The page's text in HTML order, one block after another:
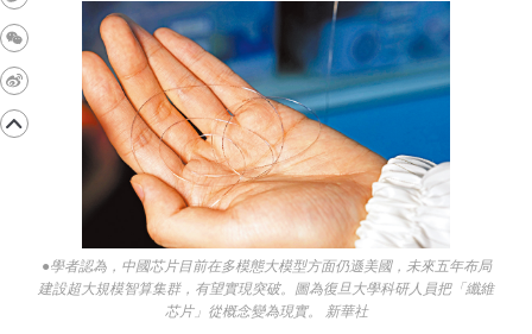
●學者認為，中國芯片目前在多模態大模型方面仍遜美國，未來五年布局
建設超大規模智算集群，有望實現突破。圖為復旦大學科研人員把「纖維
芯片」從概念變為現實。 新華社